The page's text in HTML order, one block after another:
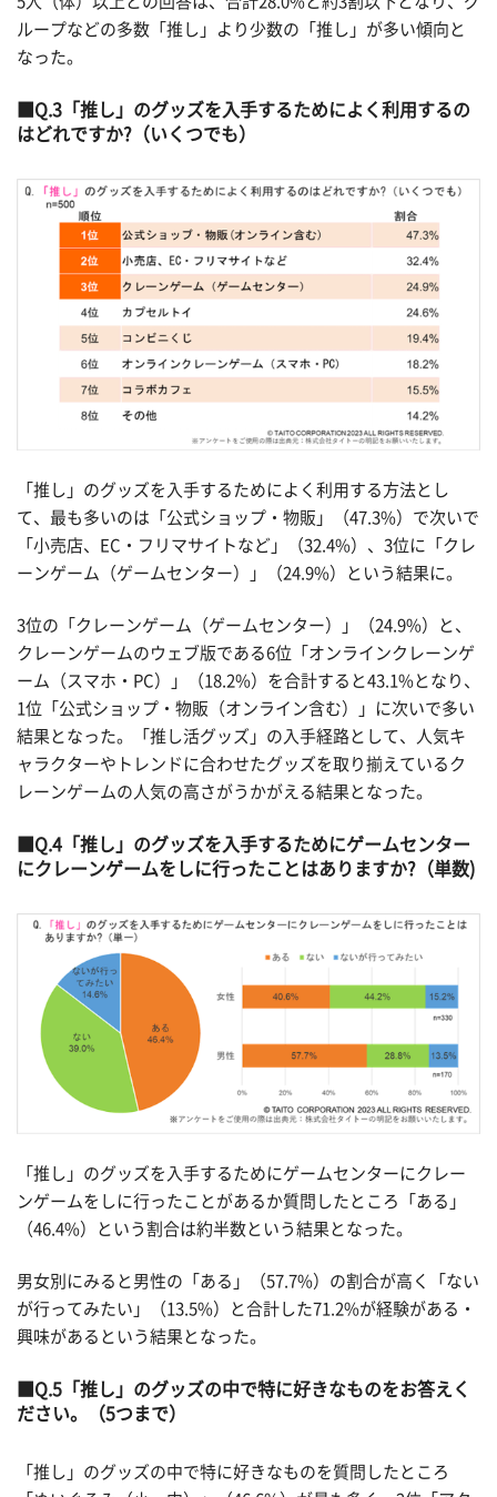
ループなどの多数「推し」より少数の「推し」が多い傾向と
なった。
Q.3「推し」のグッズを入手するためによく利用するの
はどれですか?（いくつでも）
「推し」のグッズを入手するためによく利用する方法とし
て、最も多いのは「公式ショップ・物販」（47.3%）で次いで
「小売店、EC・フリマサイトなど」（32.4%）、3位に「クレ
ーンゲーム（ゲームセンター）」（24.9%）という結果に。
3位の「クレーンゲーム（ゲームセンター）」（24.9%）と、
クレーンゲームのウェブ版である6位「オンラインクレーンゲ
ーム（スマホ・PC）」（18.2%）を合計すると43.1%となり、
1位「公式ショップ・物販（オンライン含む）」に次いで多い
結果となった。「推し活グッズ」の入手経路として、人気キ
ャラクターやトレンドに合わせたグッズを取り揃えているク
レーンゲームの人気の高さがうかがえる結果となった。
Q.4「推し」のグッズを入手するためにゲームセンター
にクレーンゲームをしに行ったことはありますか?（単数)
「推し」のグッズを入手するためにゲームセンターにクレー
ンゲームをしに行ったことがあるか質問したところ「ある」
（46.4%）という割合は約半数という結果となった。
男女別にみると男性の「ある」（57.7%）の割合が高く「ない
が行ってみたい」（13.5%）と合計した71.2%が経験がある・
興味があるという結果となった。
Q.5「推し」のグッズの中で特に好きなものをお答えく
ださい。（5つまで）
「推し」のグッズの中で特に好きなものを質問したところ